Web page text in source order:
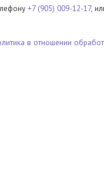
+7 (905) 009-12-17,
в отношении